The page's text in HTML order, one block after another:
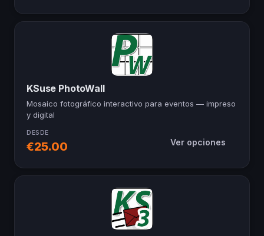
KSuse PhotoWall
Mosaico fotográfico interactivo para eventos — impreso
y digital
DESDE
€25.00 Ver opciones